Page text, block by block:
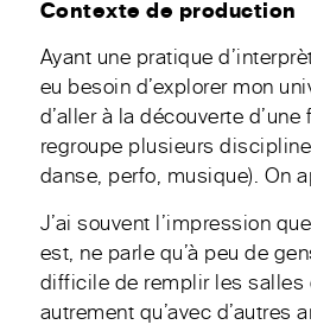
Contexte de production
Ayant une pratique
eu besoin d’explorer mon
d’aller à la découverte d’une
regroupe plusieurs
danse, perfo, musique). On
J’ai souvent l’impression
est, ne parle qu’à peu de
difficile de remplir les salles
autrement qu’avec d’autres